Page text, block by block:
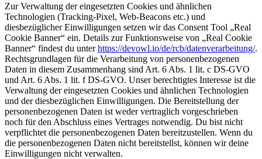
Zur Verwaltung der eingesetzten Cookies und ähnlichen
Technologien (Tracking-Pixel, Web-Beacons etc.) und
diesbezüglicher Einwilligungen setzen wir das Consent Tool „Real
Cookie Banner“ ein. Details zur Funktionsweise von „Real Cookie
Banner“ findest du unterhttps://devowl.io/de/rcb/datenverarbeitung/.
Rechtsgrundlagen für die Verarbeitung von personenbezogenen
Daten in diesem Zusammenhang sind Art. 6 Abs. 1 lit. c DS-GVO
und Art. 6 Abs. 1 lit. f DS-GVO. Unser berechtigtes Interesse ist die
Verwaltung der eingesetzten Cookies und ähnlichen Technologien
und der diesbezüglichen Einwilligungen. Die Bereitstellung der
personenbezogenen Daten ist weder vertraglich vorgeschrieben
noch für den Abschluss eines Vertrages notwendig. Du bist nicht
verpflichtet die personenbezogenen Daten bereitzustellen. Wenn du
die personenbezogenen Daten nicht bereitstellst, können wir deine
Einwilligungen nicht verwalten.